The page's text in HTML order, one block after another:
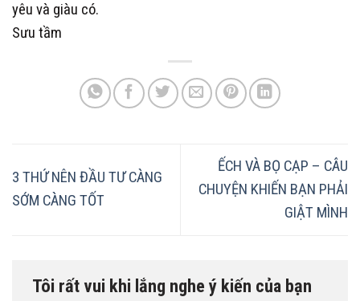
yêu và giàu có.
Sưu tầm
3 THỨ NÊN ĐẦU TƯ CÀNG
SỚM CÀNG TỐT
ẾCH VÀ BỌ CẠP – CÂU
CHUYỆN KHIẾN BẠN PHẢI
GIẬT MÌNH
Tôi rất vui khi lắng nghe ý kiến của bạn